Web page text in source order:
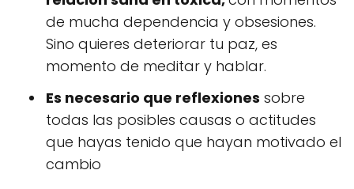
de mucha dependencia y obsesiones.
Sino quieres deteriorar tu paz, es
momento de meditar y hablar.
Es necesario que reflexiones sobre
todas las posibles causas o actitudes
que hayas tenido que hayan motivado el
cambio